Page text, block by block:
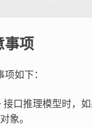
事项
如下：
接口推理模型时，如
象。